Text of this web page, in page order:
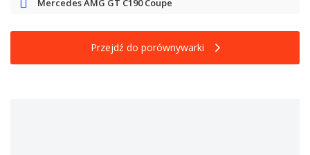
Mercedes AMG GT C190 Coupe
Przejdź do porównywarki